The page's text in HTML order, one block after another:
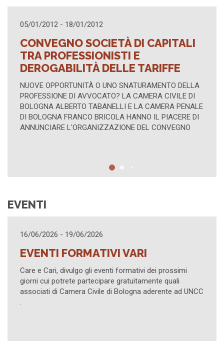
DELLA
CIVILE DI
PENALE
PIACERE DI
16/04/2012 - 16/04/2012
TUTELA DEGLI INTERESSI
COLLETTIVI
AZIONE DI CLASSE TIPICA E "ATIPICA";
NELLE CONTROVERSIE FRA CONSUMATORI
CONVENTO DI S. DOMENICO – SALA DELLA
TRASLAZIONE, BOLOGNA - P.ZZA S.
LUNEDÌ 16 APRILE 2012, ORE 15:00-17:00.
EVENTI
dei prossimi
quali
ad UNCC
21/04/2026 - 21/04/2026
I PROVVEDIMENTI
ART. 473 BIS.15 C.P.C.
Evento su piattaforma Zoom
Civile di Lucca in collaborazione con